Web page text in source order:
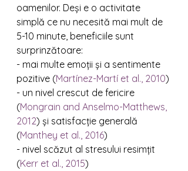
oamenilor. Deși e o activitate
simplă ce nu necesită mai mult de
5-10 minute, beneficiile sunt
surprinzătoare:
- mai multe emoții și a sentimente
pozitive (Martínez-Martí et al., 2010)
- un nivel crescut de fericire
(Mongrain and Anselmo-Matthews,
2012) și satisfacție generală
(Manthey et al., 2016)
- nivel scăzut al stresului resimțit
(Kerr et al., 2015)